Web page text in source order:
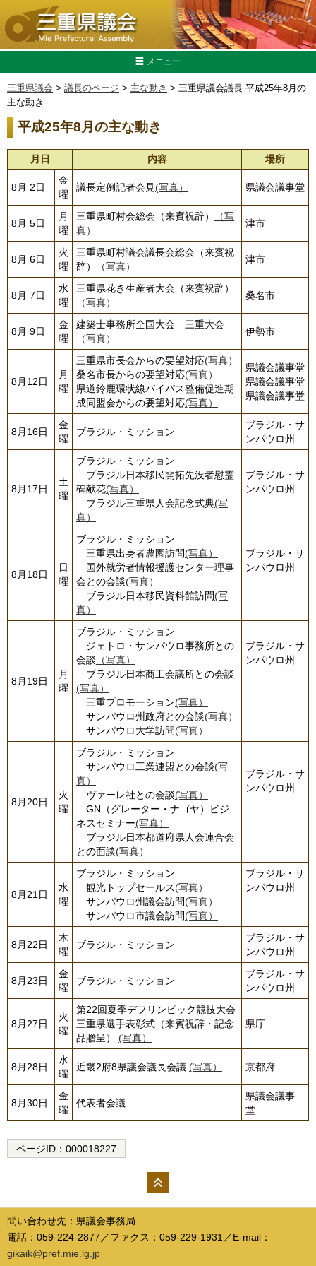
メニュー
三重県議会 > 議長のページ > 主な動き > 三重県議会議長 平成25年8月の
主な動き
平成25年8月の主な動き
月日 内容 場所
8月 2日
金
曜
議長定例記者会見(写真） 県議会議事堂
8月 5日
月
曜
三重県町村会総会（来賓祝辞）
（写
真）
津市
8月 6日
火
曜
三重県町村議会議長会総会（来賓祝
辞）
（写真）
津市
8月 7日
水
曜
三重県花き生産者大会（来賓祝辞）
（写真）
桑名市
8月 9日
金
曜
建築士事務所全国大会 三重大会
（写真）
伊勢市
8月12日
月
曜
三重県市長会からの要望対応(写真）
桑名市長からの要望対応(写真）
県道鈴鹿環状線バイパス整備促進期
成同盟会からの要望対応(写真）
県議会議事堂
県議会議事堂
県議会議事堂
8月16日
金
曜
ブラジル・ミッション
ブラジル・サ
ンパウロ州
8月17日
土
曜
ブラジル・ミッション
ブラジル日本移民開拓先没者慰霊
碑献花(写真）
ブラジル三重県人会記念式典(写
真）
ブラジル・サ
ンパウロ州
8月18日
日
曜
ブラジル・ミッション
三重県出身者農園訪問(写真）
国外就労者情報援護センター理事
会との会談(写真）
ブラジル日本移民資料館訪問(写
真）
ブラジル・サ
ンパウロ州
8月19日
月
曜
ブラジル・ミッション
ジェトロ・サンパウロ事務所との
会談 （写真）
ブラジル日本商工会議所との会談
(写真）
三重プロモーション(写真）
サンパウロ州政府との会談(写真）
サンパウロ大学訪問(写真）
ブラジル・サ
ンパウロ州
8月20日
火
曜
ブラジル・ミッション
サンパウロ工業連盟との会談(写
真）
ヴァーレ社との会談(写真）
GN（グレーター・ナゴヤ）ビジ
ネスセミナー(写真）
ブラジル日本都道府県人会連合会
との面談(写真）
ブラジル・サ
ンパウロ州
8月21日
水
曜
ブラジル・ミッション
観光トップセールス(写真）
サンパウロ州議会訪問(写真）
サンパウロ市議会訪問(写真）
ブラジル・サ
ンパウロ州
8月22日
木
曜
ブラジル・ミッション
ブラジル・サ
ンパウロ州
8月23日
金
曜
ブラジル・ミッション
ブラジル・サ
ンパウロ州
8月27日
火
曜
第22回夏季デフリンピック競技大会
三重県選手表彰式（来賓祝辞・記念
品贈呈） (写真）
県庁
8月28日
水
曜
近畿2府8県議会議長会議 (写真） 京都府
8月30日
金
曜
代表者会議
県議会議事
堂
ページID： 000018227
先頭
問い合わせ先：県議会事務局
電話：059-224-2877／ファクス：059-229-1931／E-mail：
gikaik@pref.mie.lg.jp